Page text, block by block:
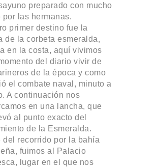
preparado con mucho
por las hermanas.
primer destino fue la
de la corbeta esmeralda,
en la costa, aquí vivimos
del diario vivir de
de la época y como
el combate naval, minuto a
A continuación nos
en una lancha, que
al punto exacto del
de la Esmeralda.
del recorrido por la bahía
fuimos al Palacio
lugar en el que nos